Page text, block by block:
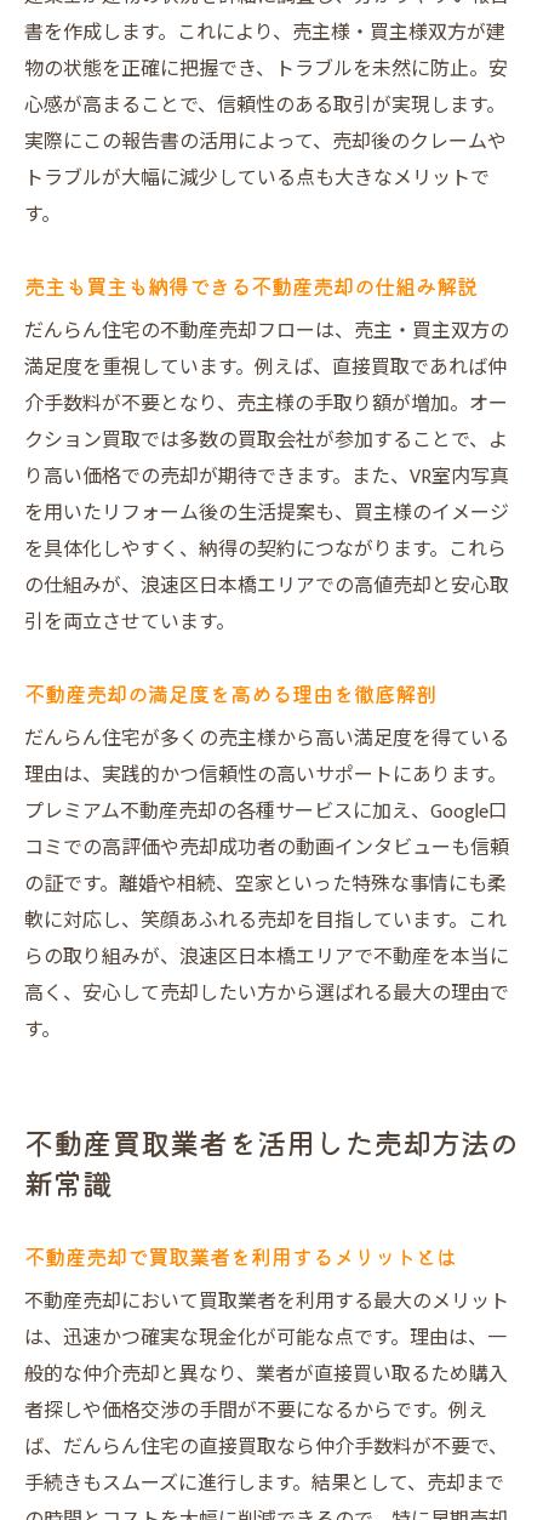
書を作成します。これにより、売主様・買主様双方が建
物の状態を正確に把握でき、トラブルを未然に防止。安
心感が高まることで、信頼性のある取引が実現します。
実際にこの報告書の活用によって、売却後のクレームや
トラブルが大幅に減少している点も大きなメリットで
す。
売主も買主も納得できる不動産売却の仕組み解説
だんらん住宅の不動産売却フローは、売主・買主双方の
満足度を重視しています。例えば、直接買取であれば仲
介手数料が不要となり、売主様の手取り額が増加。オー
クション買取では多数の買取会社が参加することで、よ
り高い価格での売却が期待できます。また、VR室内写真
を用いたリフォーム後の生活提案も、買主様のイメージ
を具体化しやすく、納得の契約につながります。これら
の仕組みが、浪速区日本橋エリアでの高値売却と安心取
引を両立させています。
不動産売却の満足度を高める理由を徹底解剖
だんらん住宅が多くの売主様から高い満足度を得ている
理由は、実践的かつ信頼性の高いサポートにあります。
プレミアム不動産売却の各種サービスに加え、Google口
コミでの高評価や売却成功者の動画インタビューも信頼
の証です。離婚や相続、空家といった特殊な事情にも柔
軟に対応し、笑顔あふれる売却を目指しています。これ
らの取り組みが、浪速区日本橋エリアで不動産を本当に
高く、安心して売却したい方から選ばれる最大の理由で
す。
不動産買取業者を活用した売却方法の
新常識
不動産売却で買取業者を利用するメリットとは
不動産売却において買取業者を利用する最大のメリット
は、迅速かつ確実な現金化が可能な点です。理由は、一
般的な仲介売却と異なり、業者が直接買い取るため購入
者探しや価格交渉の手間が不要になるからです。例え
ば、だんらん住宅の直接買取なら仲介手数料が不要で、
手続きもスムーズに進行します。結果として、売却まで